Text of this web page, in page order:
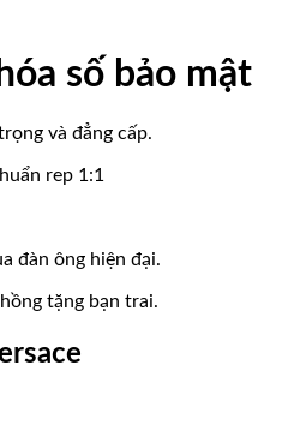
số bảo mật
và đẳng cấp.
rep 1:1
đàn ông hiện đại.
tặng bạn trai.